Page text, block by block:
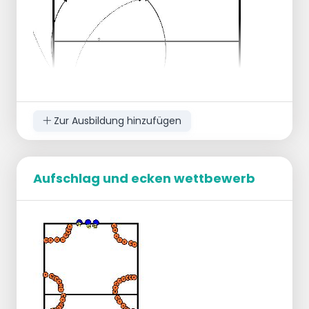
Organisation
6 Spielerinnen pro Feld.
2 Spielerinnen im Aufschlag, jeweils auf
beiden Seiten des Netzes auf Position 1.
Ausführung
Aufschlag nach Position 5 oder 6.
Aufbau und Ball zum Aufschlaggeber
Zur Ausbildung hinzufügen
Aufschlag und ecken wettbewerb